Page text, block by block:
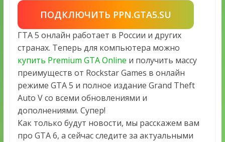
ПОДКЛЮЧИТЬ PPN.GTA5.SU
ГТА 5 онлайн работает в России и других
странах. Теперь для компьютера можно
купить Premium GTA Online и получить массу
преимуществ от Rockstar Games в онлайн
режиме GTA 5 и полное издание Grand Theft
Auto V со всеми обновлениями и
дополнениями. Супер!
Как только будут новости, мы расскажем вам
про GTA 6, а сейчас следите за актуальными